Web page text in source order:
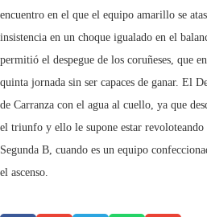
encuentro en el que el equipo amarillo se
insistencia en un choque igualado en el
permitió el despegue de los coruñeses, que
quinta jornada sin ser capaces de ganar. El
de Carranza con el agua al cuello, ya que
el triunfo y ello le supone estar revoloteando
Segunda B, cuando es un equipo
el ascenso.